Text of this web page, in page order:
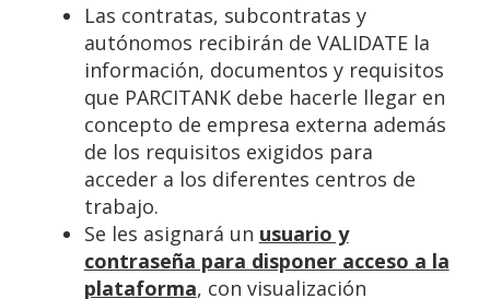
Las contratas, subcontratas y
autónomos recibirán de VALIDATE la
información, documentos y requisitos
que PARCITANK debe hacerle llegar en
concepto de empresa externa además
de los requisitos exigidos para
acceder a los diferentes centros de
trabajo.
Se les asignará un usuario y
contraseña para disponer acceso a la
plataforma, con visualización